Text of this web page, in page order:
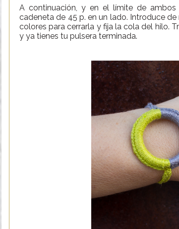
A continuación, y en el límite de
cadeneta de 45 p. en un lado. Introduce de
colores para cerrarla y fija la cola del hilo.
y ya tienes tu pulsera terminada.